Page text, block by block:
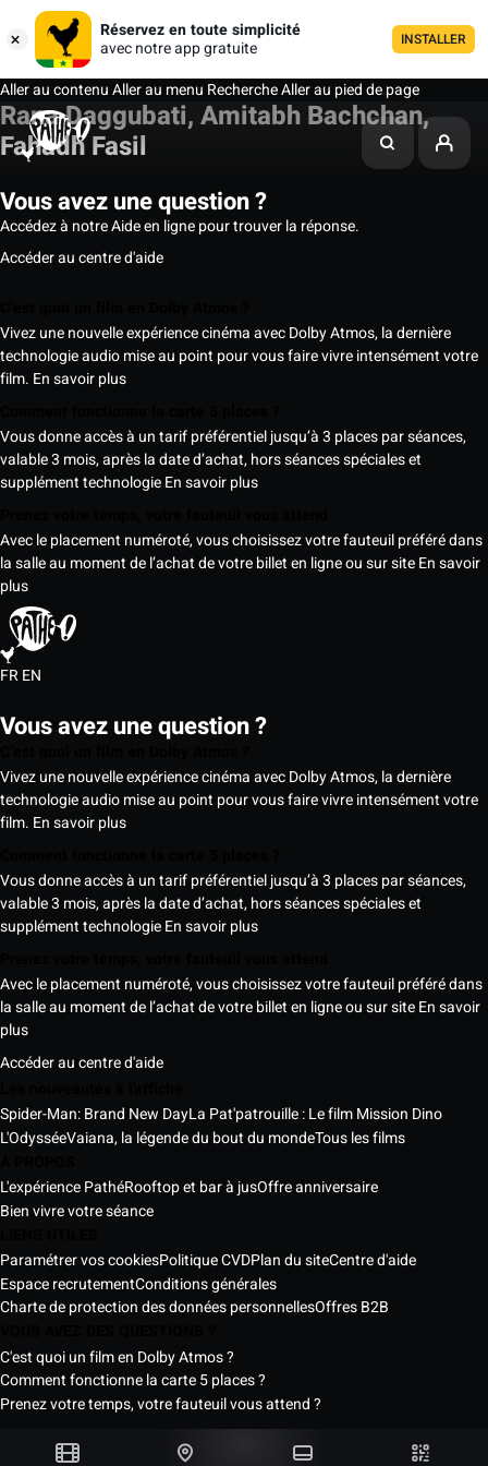
Réservez en toute simplicité
avec notre app gratuite
INSTALLER
Aller au contenuAller au menu RechercheAller au pied de page
Rana Daggubati, Amitabh Bachchan,
Fahadh Fasil
Vous avez une question ?
Accédez à notre Aide en ligne pour trouver la réponse.
Accéder au centre d'aide
Vivez une nouvelle expérience cinéma avec Dolby Atmos, la dernière
technologie audio mise au point pour vous faire vivre intensément votre
film. En savoir plus
Vous donne accès à un tarif préférentiel jusqu’à 3 places par séances,
valable 3 mois, après la date d’achat, hors séances spéciales et
supplément technologieEn savoir plus
Avec le placement numéroté, vous choisissez votre fauteuil préféré dans
la salle au moment de l’achat de votre billet en ligne ou sur siteEn savoir
plus
FREN
Vous avez une question ?
Vivez une nouvelle expérience cinéma avec Dolby Atmos, la dernière
technologie audio mise au point pour vous faire vivre intensément votre
film. En savoir plus
Vous donne accès à un tarif préférentiel jusqu’à 3 places par séances,
valable 3 mois, après la date d’achat, hors séances spéciales et
supplément technologieEn savoir plus
Avec le placement numéroté, vous choisissez votre fauteuil préféré dans
la salle au moment de l’achat de votre billet en ligne ou sur siteEn savoir
plus
Accéder au centre d'aide
Spider-Man: Brand New DayLa Pat'patrouille : Le film Mission Dino
L'OdysséeVaiana, la légende du bout du mondeTous les films
L'expérience PathéRooftop et bar à jusOffre anniversaire
Bien vivre votre séance
Paramétrer vos cookiesPolitique CVDPlan du siteCentre d'aide
Espace recrutementConditions générales
Charte de protection des données personnellesOffres B2B
C'est quoi un film en Dolby Atmos ?
Comment fonctionne la carte 5 places ?
Prenez votre temps, votre fauteuil vous attend ?
Les Cinémas Pathé Sénégal © 2026